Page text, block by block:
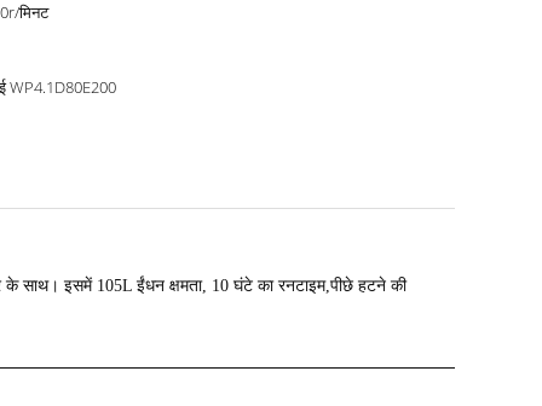
मिनट
WP4.1D80E200
साथ। इसमें 105L ईंधन क्षमता, 10 घंटे का रनटाइम,पीछे हटने की